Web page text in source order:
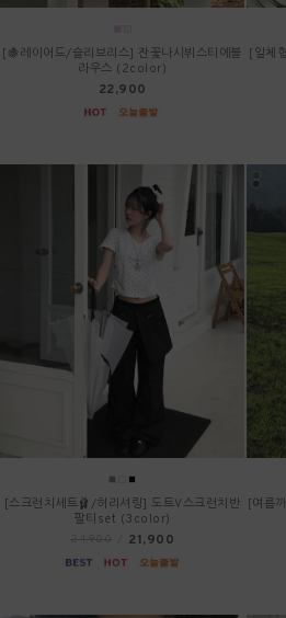
[🍇레이어드/슬리브리스] 잔꽃나시뷔스티에블
라우스 (2color)
22,900
[일체
[스크런치세트🩰/허리셔링] 도트V스크런치반
팔티set (3color)
21,900
[여름